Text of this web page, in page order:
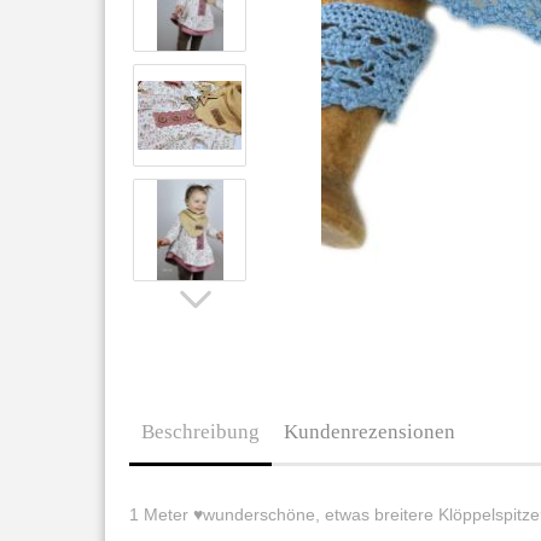
Beschreibung Kundenrezensionen
1 Meter ♥wunderschöne, etwas breitere